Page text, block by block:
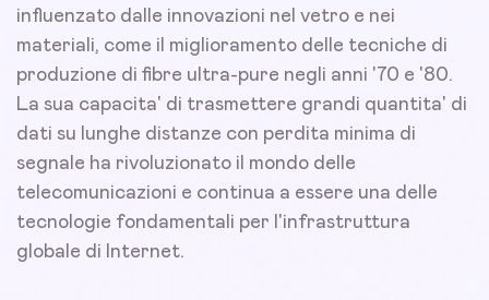
influenzato dalle innovazioni nel vetro e nei
materiali, come il miglioramento delle tecniche di
produzione di fibre ultra-pure negli anni '70 e '80.
La sua capacita' di trasmettere grandi quantita' di
dati su lunghe distanze con perdita minima di
segnale ha rivoluzionato il mondo delle
telecomunicazioni e continua a essere una delle
tecnologie fondamentali per l'infrastruttura
globale di Internet.